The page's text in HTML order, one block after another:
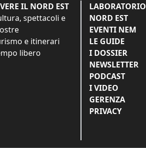
IL NORD EST
spettacoli e
e itinerari
libero
LABORATORIO
NORD EST
EVENTI NEM
LE GUIDE
I DOSSIER
NEWSLETTER
PODCAST
I VIDEO
GERENZA
PRIVACY